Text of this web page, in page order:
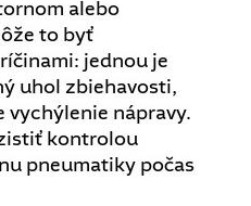
alebo
to byť
jednou je
uhol zbiehavosti,
vychýlenie nápravy.
kontrolou
pneumatiky počas